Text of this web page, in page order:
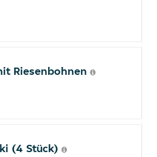
Riesenbohnen
(4 Stück)